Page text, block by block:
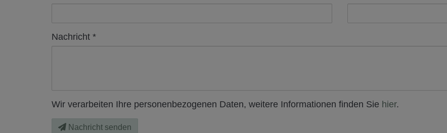
Nachricht
Wir verarbeiten Ihre personenbezogenen Daten, weitere Informationen finden Sie hier.
Nachricht senden